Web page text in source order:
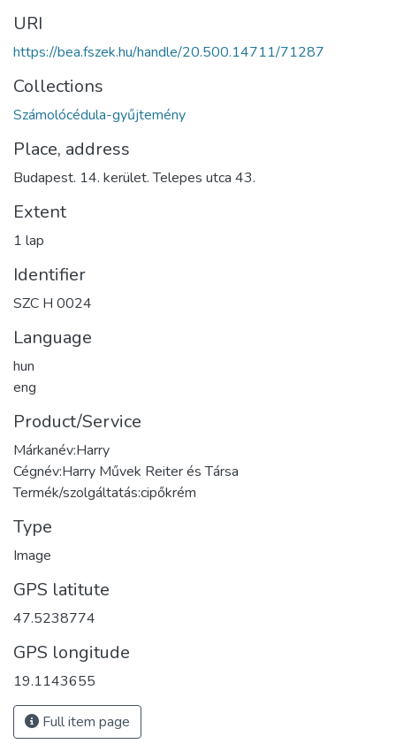
URI
https://bea.fszek.hu/handle/20.500.14711/71287
Collections
Számolócédula-gyűjtemény
Place, address
Budapest. 14. kerület. Telepes utca 43.
Extent
1 lap
Identifier
SZC H 0024
Language
hun
eng
Product/Service
Márkanév:Harry
Cégnév:Harry Művek Reiter és Társa
Termék/szolgáltatás:cipőkrém
Type
Image
GPS latitute
47.5238774
GPS longitude
19.1143655
Full item page